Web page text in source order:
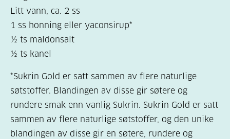
Litt vann, ca. 2 ss
1 ss honning eller yaconsirup*
½ ts maldonsalt
½ ts kanel
*Sukrin Gold er satt sammen av flere naturlige
søtstoffer. Blandingen av disse gir søtere og
rundere smak enn vanlig Sukrin. Sukrin Gold er satt
sammen av flere naturlige søtstoffer, og den unike
blandingen av disse gir en søtere, rundere og